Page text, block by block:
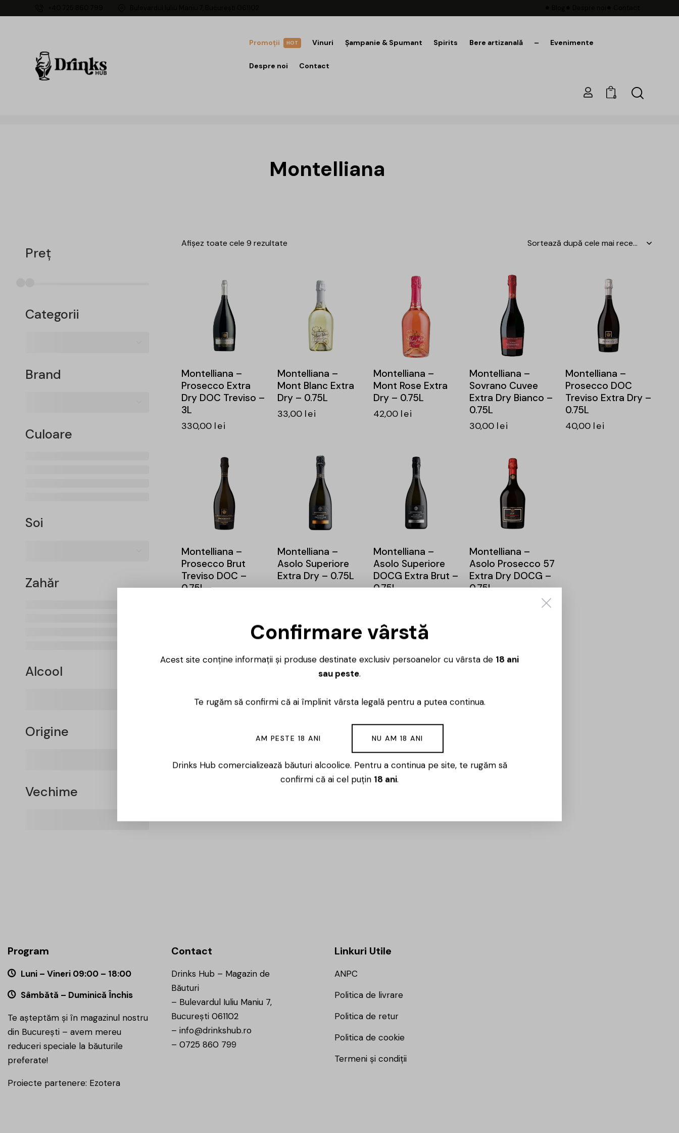
HOT
Promoții Vinuri Șampanie & Spumant Spirits Bere artizanală – Evenimente
Despre noi Contact
0
Montelliana
Afișez toate cele 9 rezultate
Montelliana –
Prosecco Extra
Dry DOC Treviso –
3L
330,00 lei
Montelliana –
Mont Blanc Extra
Dry – 0.75L
33,00 lei
Montelliana –
Mont Rose Extra
Dry – 0.75L
42,00 lei
Montelliana –
Sovrano Cuvee
Extra Dry Bianco –
0.75L
30,00 lei
Montelliana –
Prosecco DOC
Treviso Extra Dry –
0.75L
40,00 lei
Montelliana –
Prosecco Brut
Treviso DOC –
0.75L
Montelliana –
Asolo Superiore
Extra Dry – 0.75L
43,00lei
Montelliana –
Asolo Superiore
DOCG Extra Brut –
0.75L
Montelliana –
Asolo Prosecco 57
Extra Dry DOCG –
0.75L
Preț
Categorii
Brand
Culoare
Soi
Zahăr
Alcool
Origine
Vechime
Program
Luni – Vineri 09:00 – 18:00
Sâmbătă – Duminică Închis
Te așteptăm și în magazinul nostru
din București – avem mereu
reduceri speciale la băuturile
preferate!
Proiecte partenere: Ezotera
Contact
Drinks Hub – Magazin de
Băuturi
– Bulevardul Iuliu Maniu 7,
București 061102
– info@drinkshub.ro
– 0725 860 799
Linkuri Utile
ANPC
Politica de livrare
Politica de retur
Politica de cookie
Termeni și condiții
Confirmare vârstă
Acest site conține informații și produse destinate exclusiv persoanelor cu vârsta de 18 ani
sau peste.
Te rugăm să confirmi că ai împlinit vârsta legală pentru a putea continua.
AM PESTE 18 ANI NU AM 18 ANI
Drinks Hub comercializează băuturi alcoolice. Pentru a continua pe site, te rugăm să
confirmi că ai cel puțin 18 ani.